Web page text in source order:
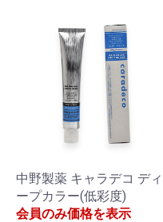
中野製薬 キャラデコ ディ
ープカラー(低彩度)
会員のみ価格を表示